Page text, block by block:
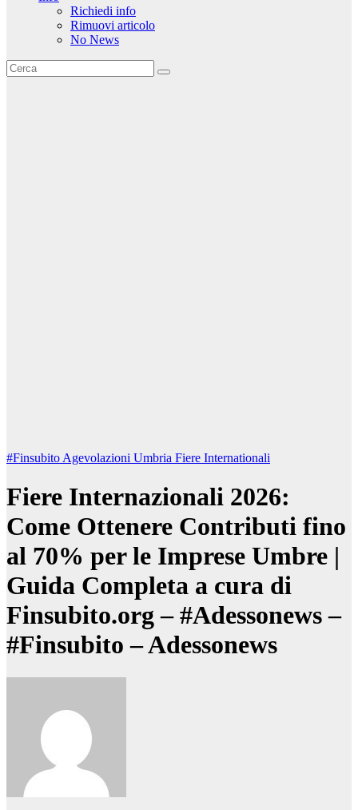
Richiedi info
Rimuovi articolo
No News
#Finsubito Agevolazioni Umbria Fiere Internationali
Fiere Internazionali 2026:
Come Ottenere Contributi fino
al 70% per le Imprese Umbre |
Guida Completa a cura di
Finsubito.org – #Adessonews –
#Finsubito – Adessonews